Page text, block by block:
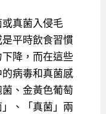
真菌入侵毛
平時飲食習慣
降，而在這些
病毒和真菌感
、金黃色葡萄
、「真菌」兩